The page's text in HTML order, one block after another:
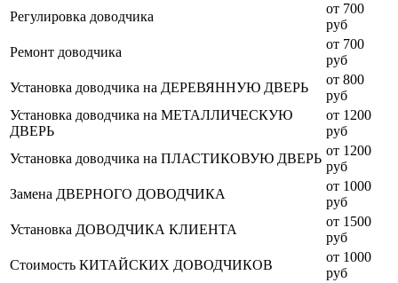
Регулировка доводчика
от 700
руб
Ремонт доводчика
от 700
руб
Установка доводчика на ДЕРЕВЯННУЮ ДВЕРЬ
от 800
руб
Установка доводчика на МЕТАЛЛИЧЕСКУЮ
ДВЕРЬ
от 1200
руб
Установка доводчика на ПЛАСТИКОВУЮ ДВЕРЬ
от 1200
руб
Замена ДВЕРНОГО ДОВОДЧИКА
от 1000
руб
Установка ДОВОДЧИКА КЛИЕНТА
от 1500
руб
Стоимость КИТАЙСКИХ ДОВОДЧИКОВ
от 1000
руб